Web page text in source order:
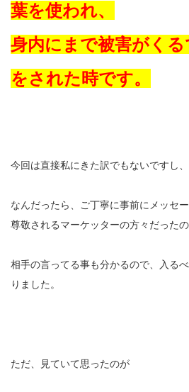
葉を使われ、
身内にまで被害がく
をされた時です。
今回は直接私にきた訳でもないですし、
なんだったら、ご丁寧に事前にメッセー
尊敬されるマーケッターの方々だったの
相手の言ってる事も分かるので、入る
りました。
ただ、見ていて思ったのが